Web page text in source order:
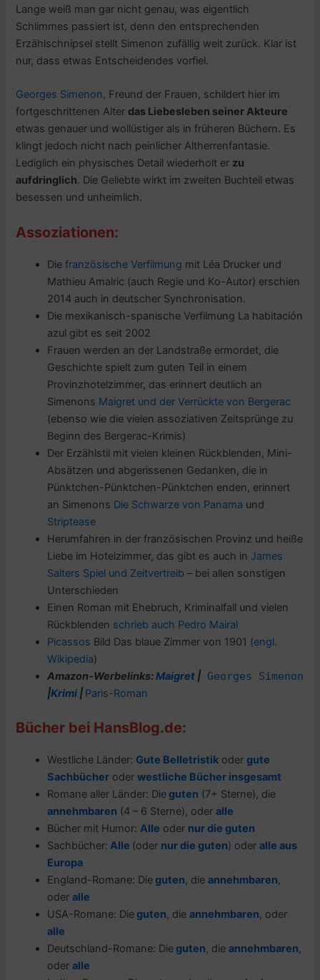
Lange weiß man gar nicht genau, was eigentlich
Schlimmes passiert ist, denn den entsprechenden
Erzählschnipsel stellt Simenon zufällig weit zurück. Klar ist
nur, dass etwas Entscheidendes vorfiel.
Georges Simenon, Freund der Frauen, schildert hier im
fortgeschrittenen Alter das Liebesleben seiner Akteure
etwas genauer und wollüstiger als in früheren Büchern. Es
klingt jedoch nicht nach peinlicher Altherrenfantasie.
Lediglich ein physisches Detail wiederholt er zu
aufdringlich. Die Geliebte wirkt im zweiten Buchteil etwas
besessen und unheimlich.
Assoziationen:
Diefranzösische Verfilmung mit Léa Drucker und
Mathieu Amalric (auch Regie und Ko-Autor) erschien
2014 auch in deutscher Synchronisation.
Die mexikanisch-spanische Verfilmung La habitación
azul gibt es seit 2002
Frauen werden an der Landstraße ermordet, die
Geschichte spielt zum guten Teil in einem
Provinzhotelzimmer, das erinnert deutlich an
Simenons Maigret und der Verrückte von Bergerac
(ebenso wie die vielen assoziativen Zeitsprünge zu
Beginn des Bergerac-Krimis)
Der Erzählstil mit vielen kleinen Rückblenden, Mini-
Absätzen und abgerissenen Gedanken, die in
Pünktchen-Pünktchen-Pünktchen enden, erinnert
an Simenons Die Schwarze von Panama und
Striptease
Herumfahren in der französischen Provinz und heiße
Liebe im Hotelzimmer, das gibt es auch in James
Salters Spiel und Zeitvertreib – bei allen sonstigen
Unterschieden
Einen Roman mit Ehebruch, Kriminalfall und vielen
Rückblenden schrieb auch Pedro Mairal
Picassos Bild Das blaue Zimmer von 1901 (engl.
Wikipedia)
Amazon-Werbelinks:Maigret | Georges Simenon
|Krimi | Paris-Roman
Bücher bei HansBlog.de:
Westliche Länder: Gute Belletristik odergute
Sachbücher oderwestliche Bücher insgesamt
Romane aller Länder: Dieguten (7+ Sterne), die
annehmbaren (4 – 6 Sterne), oderalle
Bücher mit Humor:Alle oder nur die guten
Sachbücher: Alle (oder nur die guten) oderalle aus
Europa
England-Romane: Dieguten, dieannehmbaren,
oderalle
USA-Romane: Dieguten, dieannehmbaren, oder
alle
Deutschland-Romane: Dieguten, dieannehmbaren,
oderalle